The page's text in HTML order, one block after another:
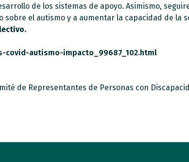
de los sistemas de apoyo. Asimismo,
el autismo y a aumentar la capacidad de la
autismo-impacto_99687_102.html